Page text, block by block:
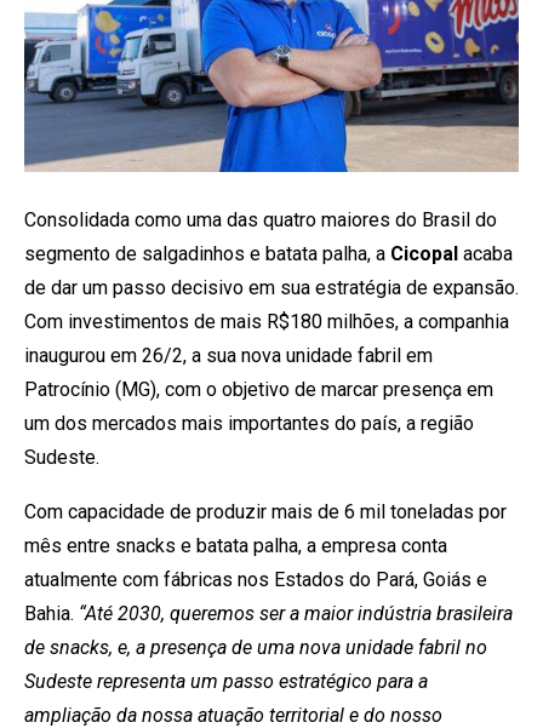
Consolidada como uma das quatro maiores do Brasil do
segmento de salgadinhos e batata palha, a Cicopal acaba
de dar um passo decisivo em sua estratégia de expansão.
Com investimentos de mais R$180 milhões, a companhia
inaugurou em 26/2, a sua nova unidade fabril em
Patrocínio (MG), com o objetivo de marcar presença em
um dos mercados mais importantes do país, a região
Sudeste.
Com capacidade de produzir mais de 6 mil toneladas por
mês entre snacks e batata palha, a empresa conta
atualmente com fábricas nos Estados do Pará, Goiás e
Bahia. “Até 2030, queremos ser a maior indústria brasileira
de snacks, e, a presença de uma nova unidade fabril no
Sudeste representa um passo estratégico para a
ampliação da nossa atuação territorial e do nosso